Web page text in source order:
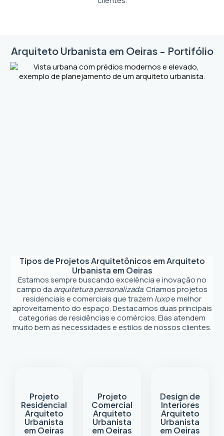
Arquiteto Urbanista em Oeiras - Portifólio
Tipos de Projetos Arquitetônicos emArquiteto
Urbanista em Oeiras
Estamos sempre buscando excelência e inovação no
campo da arquitetura personalizada. Criamos projetos
residenciais e comerciais que trazem luxoe melhor
aproveitamento do espaço. Destacamos duas principais
categorias de residências e comércios. Elas atendem
muito bem as necessidades e estilos de nossos clientes.
Projeto
Residencial
Arquiteto
Urbanista
em Oeiras
Projeto
Comercial
Arquiteto
Urbanista
em Oeiras
Design de
Interiores
Arquiteto
Urbanista
em Oeiras